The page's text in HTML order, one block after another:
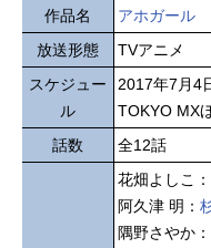
作品名
アホガール
放送形態
TVアニメ
スケジュー
ル
2017年7月4
TOKYO MX
話数
全12話
花畑よしこ：
阿久津 明：
隅野さやか：